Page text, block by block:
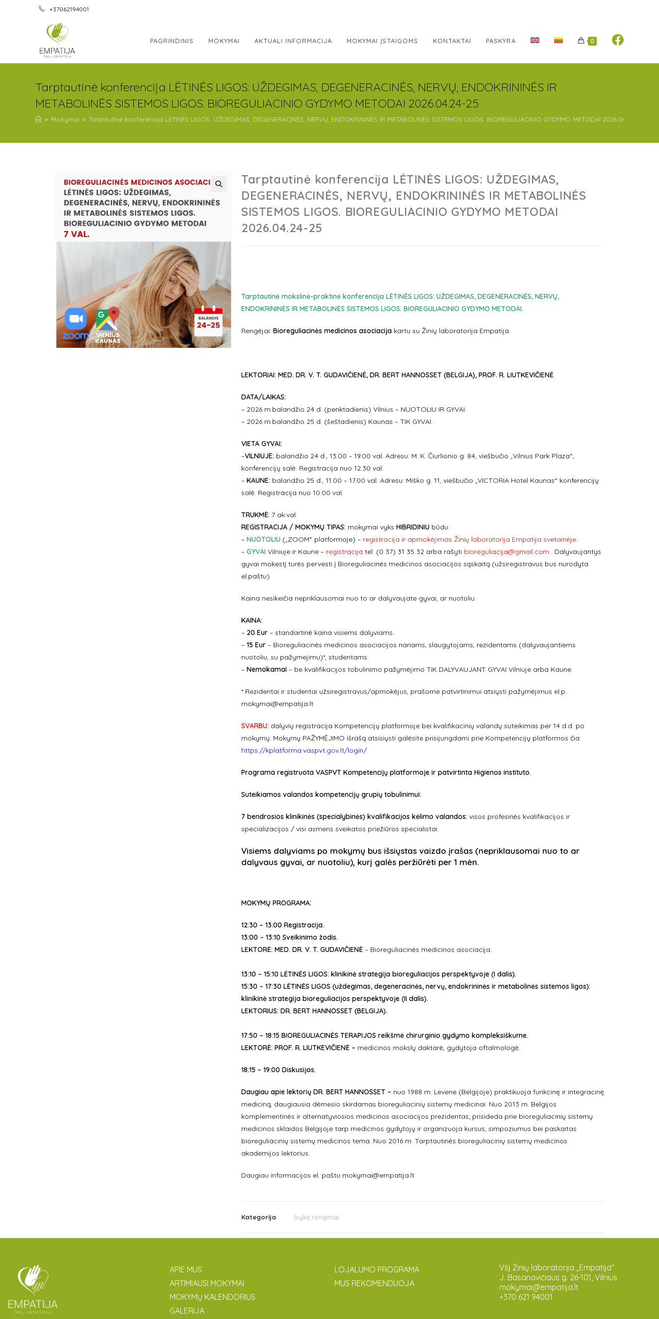
+37062194001
PAGRINDINIS MOKYMAI AKTUALI INFORMACIJA MOKYMAI ĮSTAIGOMS KONTAKTAI PASKYRA 0
Tarptautinė konferencija LĖTINĖS LIGOS: UŽDEGIMAS, DEGENERACINĖS, NERVŲ, ENDOKRININĖS IR
METABOLINĖS SISTEMOS LIGOS. BIOREGULIACINIO GYDYMO METODAI 2026.04.24-25
> Mokymai > Tarptautinė konferencija LĖTINĖS LIGOS: UŽDEGIMAS, DEGENERACINĖS, NERVŲ, ENDOKRININĖS IR METABOLINĖS SISTEMOS LIGOS. BIOREGULIACINIO GYDYMO METODAI 2026.04.24-25
Tarptautinė konferencija LĖTINĖS LIGOS: UŽDEGIMAS,
DEGENERACINĖS, NERVŲ, ENDOKRININĖS IR METABOLINĖS
SISTEMOS LIGOS. BIOREGULIACINIO GYDYMO METODAI
2026.04.24-25
Tarptautinė mokslinė-praktinė konferencija LĖTINĖS LIGOS: UŽDEGIMAS, DEGENERACINĖS, NERVŲ,
ENDOKRININĖS IR METABOLINĖS SISTEMOS LIGOS. BIOREGULIACINIO GYDYMO METODAI.
Rengėjai: Bioreguliacinės medicinos asociacijakartu su Žinių laboratorija Empatija.
LEKTORIAI: MED. DR. V. T. GUDAVIČIENĖ, DR. BERT HANNOSSET (BELGIJA), PROF. R. LIUTKEVIČIENĖ.
DATA/LAIKAS:
– 2026 m.balandžio 24 d. (penktadienis) Vilnius – NUOTOLIU IR GYVAI.
– 2026 m.balandžio 25 d. (šeštadienis) Kaunas – TIK GYVAI.
VIETA GYVAI:
–VILNIUJE: balandžio 24 d., 13.00 – 19.00 val. Adresu: M. K. Čiurlionio g. 84, viešbučio „Vilnius Park Plaza“,
konferencijų salė. Registracija nuo 12.30 val.
– KAUNE: balandžio 25 d., 11.00 – 17.00 val. Adresu: Miško g. 11, viešbučio „VICTORIA Hotel Kaunas“ konferencijų
salė. Registracija nuo 10.00 val.
TRUKMĖ: 7 ak.val.
REGISTRACIJA / MOKYMŲ TIPAS: mokymai vyks HIBRIDINIUbūdu:
– NUOTOLIU („ZOOM“ platformoje) – registracija ir apmokėjimas Žinių laboratorija Empatija svetainėje.
– GYVAI Vilniuje ir Kaune – registracija tel. (0 37) 31 35 32 arba rašyti bioreguliacija@gmail.com . Dalyvaujantys
gyvai mokestį turės pervesti į Bioreguliacinės medicinos asociacijos sąskaitą (užsiregistravus bus nurodyta
el.paštu).
Kaina nesikeičia nepriklausomai nuo to ar dalyvaujate gyvai, ar nuotoliu.
KAINA:
– 20 Eur– standartinė kaina visiems dalyviams.
– 15 Eur– Bioreguliacinės medicinos asociacijos nariams, slaugytojams, rezidentams (dalyvaujantiems
nuotoliu, su pažymejimu)*, studentams.
– Nemokamai– be kvalifikacijos tobulinimo pažymėjimo TIK DALYVAUJANT GYVAI Vilniuje arba Kaune.
* Rezidentai ir studentai užsiregistravus/apmokėjus, prašome patvirtinimui atsiųsti pažymėjimus el.p.
mokymai@empatija.lt
SVARBU: dalyvių registracija Kompetencijų platformoje bei kvalifikacinių valandų suteikimas per 14 d.d. po
mokymų. Mokymų PAŽYMĖJIMO išrašą atsisiųsti galėsite prisijungdami prie Kompetencijų platformos čia:
https://kplatforma.vaspvt.gov.lt/login/
Programa registruota VASPVT Kompetencijų platformoje ir patvirtinta Higienos instituto.
Suteikiamos valandos kompetencijų grupių tobulinimui:
7 bendrosios klinikinės (specialybinės) kvalifikacijos kėlimo valandos: visos profesinės kvalifikacijos ir
specializacijos / visi asmens sveikatos priežiūros specialistai.
Visiems dalyviams po mokymų bus išsiųstas vaizdo įrašas (nepriklausomai nuo to ar
dalyvaus gyvai, ar nuotoliu), kurį galės peržiūrėti per 1 mėn.
MOKYMŲ PROGRAMA:
12:30 – 13:00 Registracija.
13:00 – 13:10 Sveikinimo žodis.
LEKTORĖ: MED. DR. V. T. GUDAVIČIENĖ– Bioreguliacinės medicinos asociacija.
13:10 – 15:10 LĖTINĖS LIGOS: klinikinė strategija bioreguliacijos perspektyvoje (I dalis).
15:30 – 17:30 LĖTINĖS LIGOS (uždegimas, degeneracinės, nervų, endokrininės ir metabolinės sistemos ligos):
klinikinė strategija bioreguliacijos perspektyvoje (II dalis).
LEKTORIUS: DR. BERT HANNOSSET (BELGIJA).
17:50 – 18:15 BIOREGULIACINĖS TERAPIJOS reikšmė chirurginio gydymo kompleksiškume.
LEKTORĖ: PROF. R. LIUTKEVIČIENĖ – medicinos mokslų daktarė, gydytoja oftalmologė.
18:15 – 19:00 Diskusijos.
Daugiau apie lektorių DR. BERT HANNOSSET – nuo 1988 m. Levene (Belgijoje) praktikuoja funkcinę ir integracinę
mediciną, daugiausia dėmesio skirdamas bioreguliacinių sistemų medicinai. Nuo 2013 m. Belgijos
komplementinės ir alternatyviosios medicinos asociacijos prezidentas; prisideda prie bioreguliacinių sistemų
medicinos sklaidos Belgijoje tarp medicinos gydytojų ir organizuoja kursus, simpoziumus bei paskaitas
bioreguliacinių sistemų medicinos tema. Nuo 2016 m. Tarptautinės bioreguliacinių sistemų medicinos
akademijos lektorius.
Daugiau informacijos el. paštu mokymai@empatija.lt
Kategorija Įvykę renginiai
APIE MUS
ARTIMIAUSI MOKYMAI
MOKYMŲ KALENDORIUS
GALERIJA
LOJALUMO PROGRAMA
MUS REKOMENDUOJA
VšĮ Žinių laboratorija „Empatija“
J. Basanavičiaus g. 26-101, Vilnius
mokymai@empatija.lt
+370 621 94001